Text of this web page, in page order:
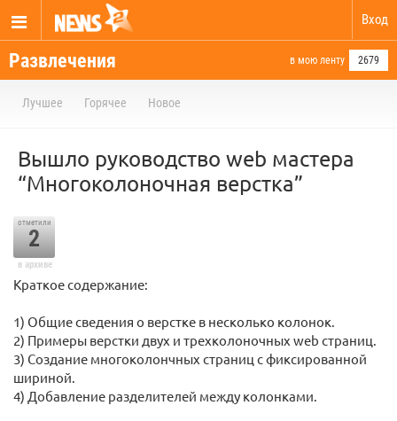
Вход
Развлечения в мою ленту 2679
Лучшее Горячее Новое
Вышло руководство web мастера
“Многоколоночная верстка”
отметили
2
в архиве
Краткое содержание:
1) Общие сведения о верстке в несколько колонок.
2) Примеры верстки двух и трехколоночных web страниц.
3) Создание многоколончных страниц с фиксированной
шириной.
4) Добавление разделителей между колонками.